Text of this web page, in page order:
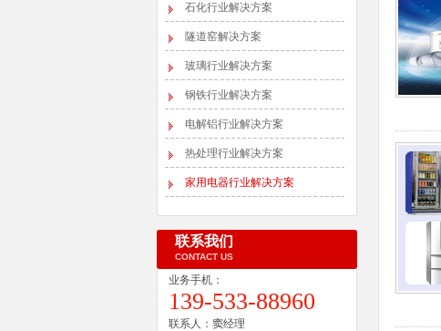
石化行业解决方案
隧道窑解决方案
玻璃行业解决方案
钢铁行业解决方案
电解铝行业解决方案
热处理行业解决方案
家用电器行业解决方案
联系我们
CONTACT US
业务手机：
139-533-88960
联系人： 窦经理